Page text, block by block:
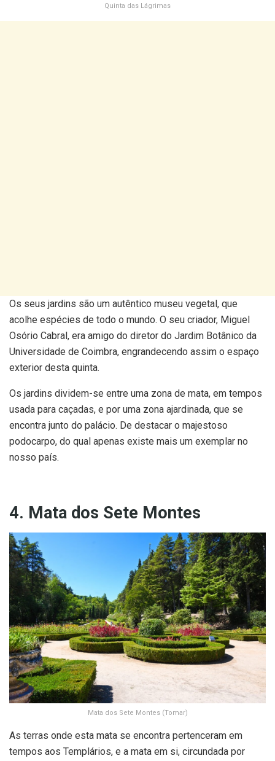
Quinta das Lágrimas
Os seus jardins são um autêntico museu vegetal, que
acolhe espécies de todo o mundo. O seu criador, Miguel
Osório Cabral, era amigo do diretor do Jardim Botânico da
Universidade de Coimbra, engrandecendo assim o espaço
exterior desta quinta.
Os jardins dividem-se entre uma zona de mata, em tempos
usada para caçadas, e por uma zona ajardinada, que se
encontra junto do palácio. De destacar o majestoso
podocarpo, do qual apenas existe mais um exemplar no
nosso país.
4. Mata dos Sete Montes
Mata dos Sete Montes (Tomar)
As terras onde esta mata se encontra pertenceram em
tempos aos Templários, e a mata em si, circundada por